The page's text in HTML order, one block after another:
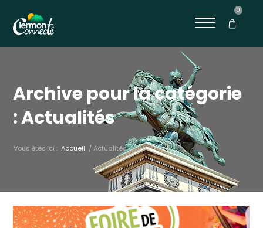
0
Archive pour la catégorie
: Actualités
Vous êtes ici : Accueil / Actualités